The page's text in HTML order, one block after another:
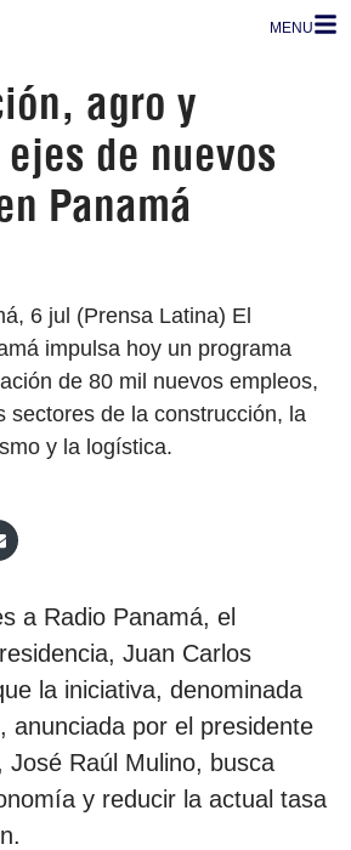
MENU
agro y
de nuevos
Panamá
6 jul (Prensa Latina) El
impulsa hoy un programa
de 80 mil nuevos empleos,
sectores de la construcción, la
y la logística.
a Radio Panamá, el
Juan Carlos
la iniciativa, denominada
anunciada por el presidente
José Raúl Mulino, busca
y reducir la actual tasa